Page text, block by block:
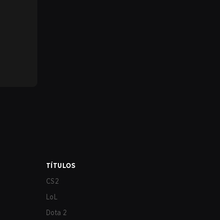
TÍTULOS
CS2
LoL
Dota 2